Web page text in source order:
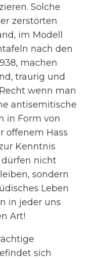
Solche
zerstörten
im Modell
nach den
machen
traurig und
wenn man
antisemitische
in Form von
offenem Hass
Kenntnis
dürfen nicht
sondern
Leben
in jeder uns
Art!
sich